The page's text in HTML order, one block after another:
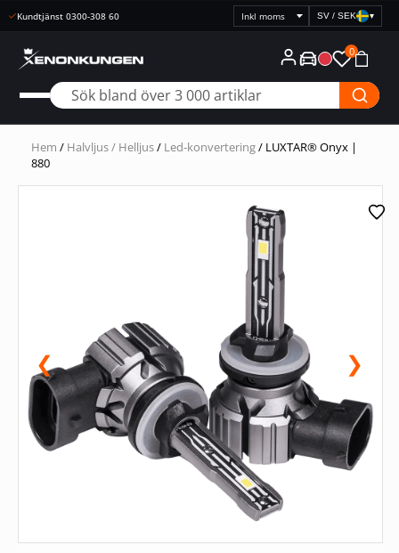
Kundtjänst 0300-308 60
Välj
prisvisning
SV / SEK ▾
0
Hem / Halvljus / Helljus/ Led-konvertering/ LUXTAR® Onyx |
880
❮ ❯